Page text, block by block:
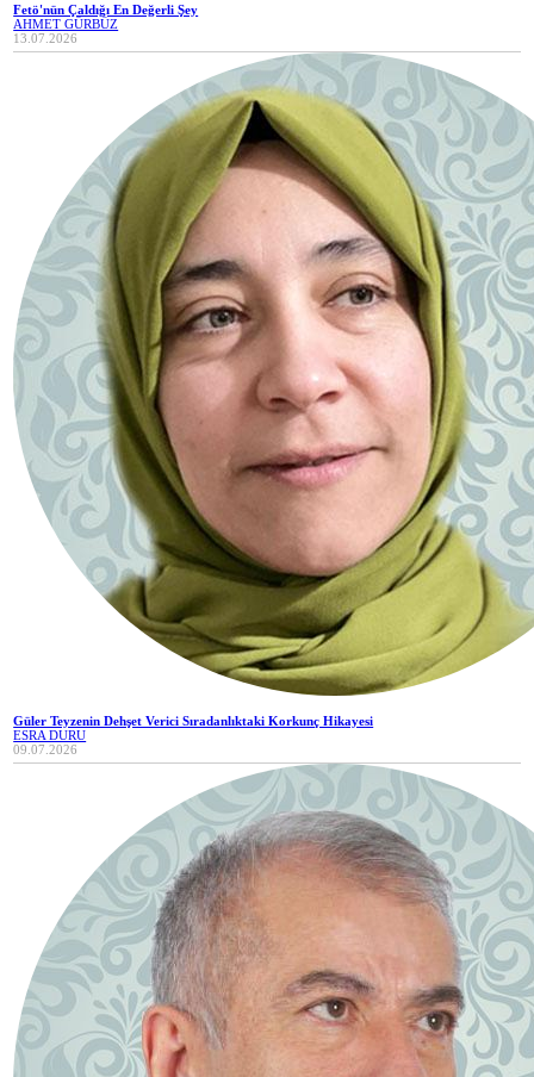
Fetö'nün Çaldığı En Değerli Şey
AHMET GÜRBÜZ
13.07.2026
Güler Teyzenin Dehşet Verici Sıradanlıktaki Korkunç Hikayesi
ESRA DURU
09.07.2026